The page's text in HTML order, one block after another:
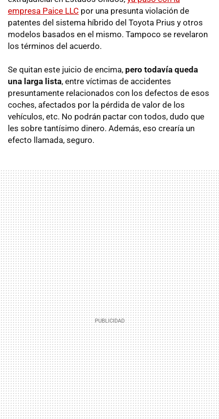
empresa Paice LLC por una presunta violación de
patentes del sistema híbrido del Toyota Prius y otros
modelos basados en el mismo. Tampoco se revelaron
los términos del acuerdo.
Se quitan este juicio de encima, pero todavía queda
una larga lista, entre víctimas de accidentes
presuntamente relacionados con los defectos de esos
coches, afectados por la pérdida de valor de los
vehículos, etc. No podrán pactar con todos, dudo que
les sobre tantísimo dinero. Además, eso crearía un
efecto llamada, seguro.